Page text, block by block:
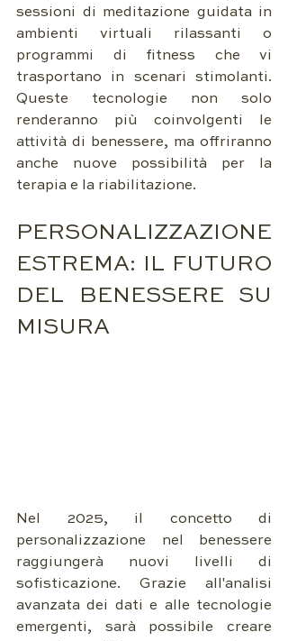
sessioni di meditazione guidata in
ambienti virtuali rilassanti o
programmi di fitness che vi
trasportano in scenari stimolanti.
Queste tecnologie non solo
renderanno più coinvolgenti le
attività di benessere, ma offriranno
anche nuove possibilità per la
terapia e la riabilitazione.
PERSONALIZZAZIONE
ESTREMA: IL FUTURO
DEL BENESSERE SU
MISURA
Nel 2025, il concetto di
personalizzazione nel benessere
raggiungerà nuovi livelli di
sofisticazione. Grazie all'analisi
avanzata dei dati e alle tecnologie
emergenti, sarà possibile creare